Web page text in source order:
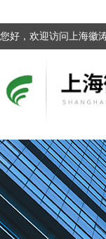
您好，欢迎访问上海徽